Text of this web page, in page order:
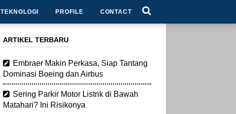
TEKNOLOGI PROFILE CONTACT
ARTIKEL TERBARU
Embraer Makin Perkasa, Siap Tantang
Dominasi Boeing dan Airbus
Sering Parkir Motor Listrik di Bawah
Matahari? Ini Risikonya